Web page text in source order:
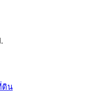
ดิน